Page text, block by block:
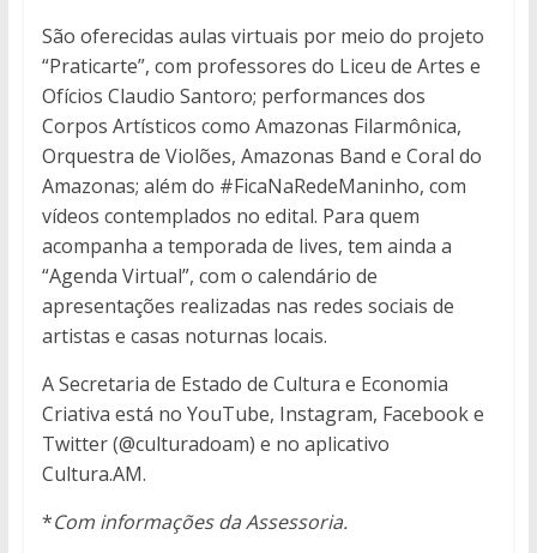
São oferecidas aulas virtuais por meio do projeto
“Praticarte”, com professores do Liceu de Artes e
Ofícios Claudio Santoro; performances dos
Corpos Artísticos como Amazonas Filarmônica,
Orquestra de Violões, Amazonas Band e Coral do
Amazonas; além do #FicaNaRedeManinho, com
vídeos contemplados no edital. Para quem
acompanha a temporada de lives, tem ainda a
“Agenda Virtual”, com o calendário de
apresentações realizadas nas redes sociais de
artistas e casas noturnas locais.
A Secretaria de Estado de Cultura e Economia
Criativa está no YouTube, Instagram, Facebook e
Twitter (@culturadoam) e no aplicativo
Cultura.AM.
*Com informações da Assessoria.